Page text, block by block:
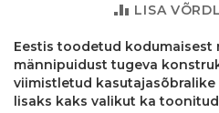
LISA
Eestis toodetud kodumaisest
männipuidust tugeva
viimistletud
lisaks kaks valikut ka